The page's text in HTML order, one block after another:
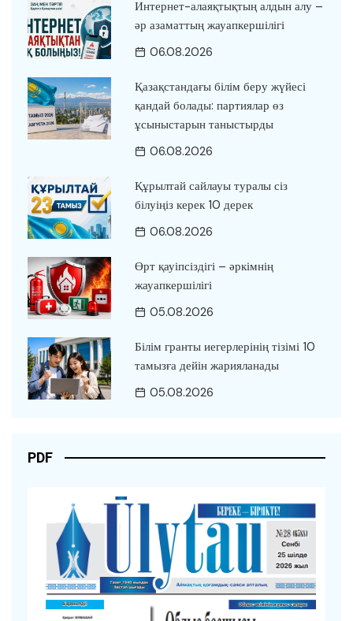
Интернет-алаяқтықтың алдын алу –
әр азаматтың жауапкершілігі
06.08.2026
Қазақстандағы білім беру жүйесі
қандай болады: партиялар өз
ұсыныстарын таныстырды
06.08.2026
Құрылтай сайлауы туралы сіз
білуіңіз керек 10 дерек
06.08.2026
Өрт қауіпсіздігі – әркімнің
жауапкершілігі
05.08.2026
Білім гранты иегерлерінің тізімі 10
тамызға дейін жарияланады
05.08.2026
PDF